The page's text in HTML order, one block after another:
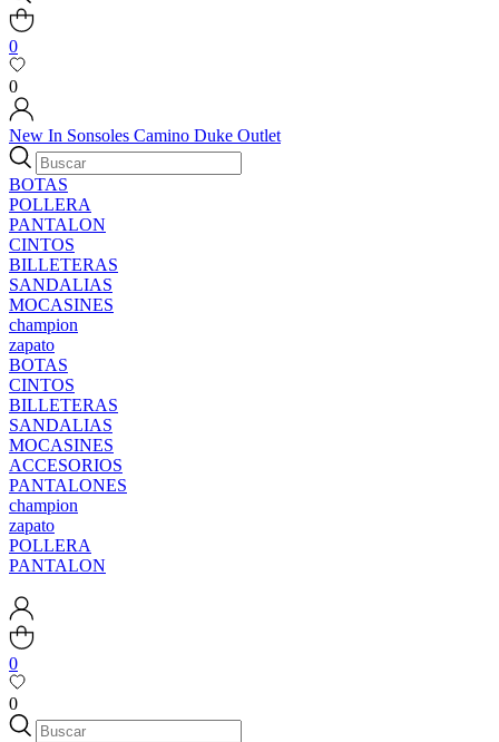
0
0
New In Sonsoles Camino Duke Outlet
BOTAS
POLLERA
PANTALON
CINTOS
BILLETERAS
SANDALIAS
MOCASINES
champion
zapato
BOTAS
CINTOS
BILLETERAS
SANDALIAS
MOCASINES
ACCESORIOS
PANTALONES
champion
zapato
POLLERA
PANTALON
0
0